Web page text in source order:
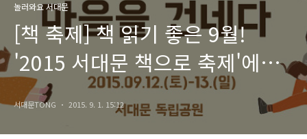
놀러와요 서대문
[책 축제] 책 읽기 좋은 9월!
'2015 서대문 책으로 축제'에
놀러오세요! <책, 마음을 건네다>
서대문TONG 2015. 9. 1. 15:12